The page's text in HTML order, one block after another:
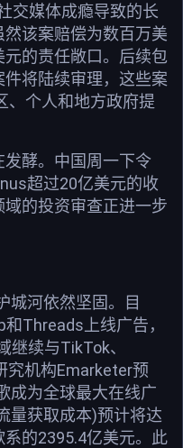
交媒体成瘾导致的长
该案赔偿为数百万美
的责任敞口。后续包
将陆续审理，这些案
、个人和地方政府提
酵。中国周一下令
超过20亿美元的收
的投资审查正进一步
城河依然坚固。目
Threads上线广告，
继续与TikTok、
究机构Emarketer预
成为全球最大在线广
量获取成本)预计将达
的2395.4亿美元。此